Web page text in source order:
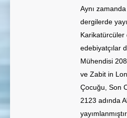
Aynı zamanda
dergilerde
Karikatürcüler
edebiyatçılar
Mühendisi
ve Zabit in
Çocuğu, Son
2123 adında